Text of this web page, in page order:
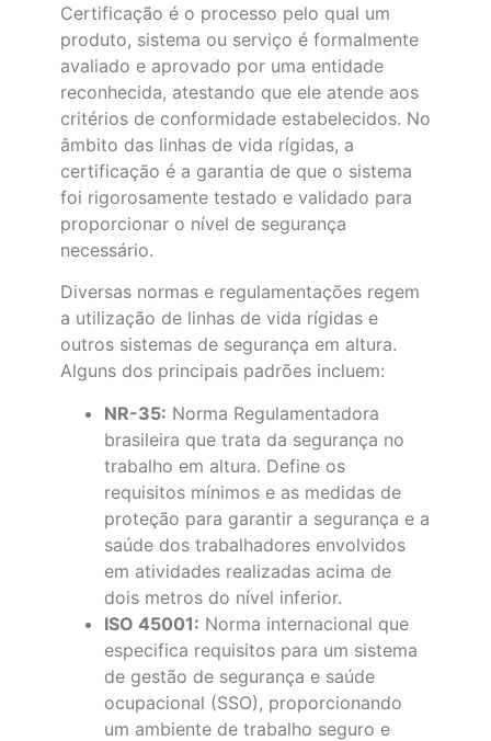
Certificação é o processo pelo qual um
produto, sistema ou serviço é formalmente
avaliado e aprovado por uma entidade
reconhecida, atestando que ele atende aos
critérios de conformidade estabelecidos. No
âmbito das linhas de vida rígidas, a
certificação é a garantia de que o sistema
foi rigorosamente testado e validado para
proporcionar o nível de segurança
necessário.
Diversas normas e regulamentações regem
a utilização de linhas de vida rígidas e
outros sistemas de segurança em altura.
Alguns dos principais padrões incluem:
NR-35: Norma Regulamentadora
brasileira que trata da segurança no
trabalho em altura. Define os
requisitos mínimos e as medidas de
proteção para garantir a segurança e a
saúde dos trabalhadores envolvidos
em atividades realizadas acima de
dois metros do nível inferior.
ISO 45001: Norma internacional que
especifica requisitos para um sistema
de gestão de segurança e saúde
ocupacional (SSO), proporcionando
um ambiente de trabalho seguro e